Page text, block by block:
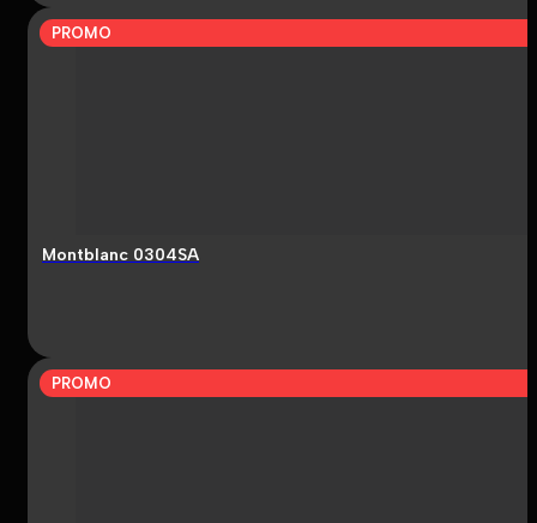
PROMO
Montblanc 0304SA
PROMO